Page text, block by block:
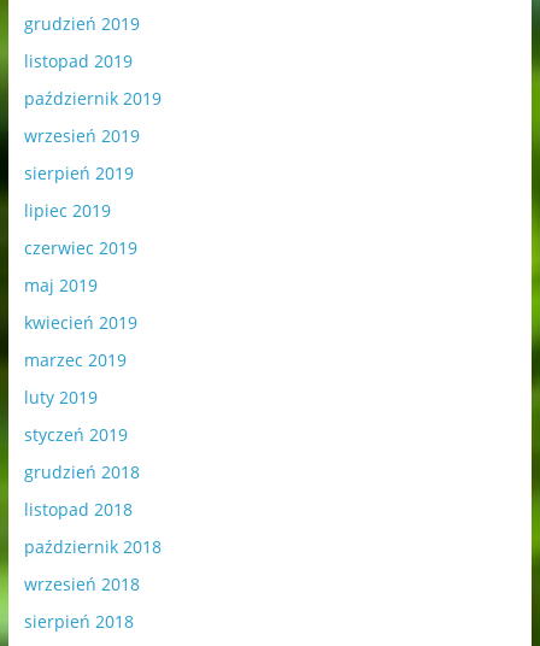
grudzień 2019
listopad 2019
październik 2019
wrzesień 2019
sierpień 2019
lipiec 2019
czerwiec 2019
maj 2019
kwiecień 2019
marzec 2019
luty 2019
styczeń 2019
grudzień 2018
listopad 2018
październik 2018
wrzesień 2018
sierpień 2018